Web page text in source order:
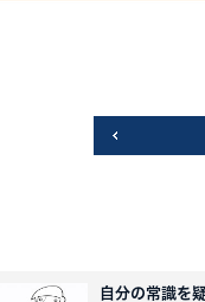
自分の常識を